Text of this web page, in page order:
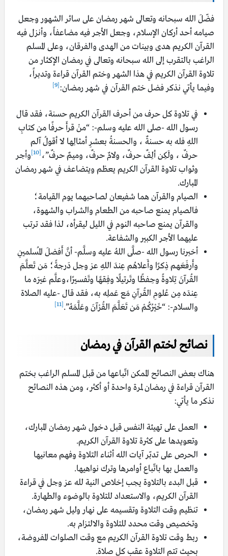
فضّلَ الله سبحانه وتعالى شهر رمضان على سائر الشهور وجعل
صيامه أحد أركان الإسلام، وجعل الأجر فيه مضاعفاً، وأنزل فيه
القرآن الكريم هدى وبينات من الهدى والفرقان، وعلى المسلم
الراغب بالتقرب إلى الله سبحانه وتعالى في رمضان الإكثار من
تلاوة القرآن الكريم في هذا الشهر وختم القرآن قراءة وتدبراً،
وفيما يأتي نذكر فضل ختم القرآن في شهر رمضان:[9]
في تلاوة كل حرف من أحرف القرآن الكريم حسنة، فقد قال
رسول الله -صلى الله عليه وسلم-: “منْ قرأَ حرفًا من كتابِ
اللهِ فله به حسنةٌ ، والحسنةُ بعشرِ أمثالِها لا أقولُ آلم
حرفٌ ، ولَكِن ألِفٌ حرفٌ، ولامٌ حرفٌ، وميمٌ حرفٌ”،[10]
وأجر
وثواب تلاوة القرآن الكريم يعظم ويتضاعف في شهر رمضان
المبارك.
الصيام والقرآن هما شفيعان لصاحبهما يوم القيامة؛
فالصيام يمنع صاحبه من الطعام والشراب والشهوة،
والقرآن يمنع صاحبه النوم في الليل ليقرأه، لذا فقد ترتب
عليهما الأجر الكبير والشفاعة.
أخبرنا رسول الله -صلَّى اللهُ عليه وسلَّم- أنَّ أَفضلَ المُسلمينِ
وأَرفَعَهم ذِكرًا وأَعلاهُم عِندَ اللهِ عز وجل دَرجةً؛ مَن تَعلَّمَ
القُرآنَ تِلاوةً وحِفظًا وتَرتيلًا وفِقهًا وتَفسيرًا،وعلَّم غيرَه ما
عِندَه مِن عُلومِ القُرآنِ مَع عَملِه به، فقد قال -عليه الصلاة
والسلام-: “خَيْرُكُمْ مَن تَعَلَّمَ القُرْآنَ وعَلَّمَهُ”.[11]
نصائح لختم القرآن في رمضان
هناك بعض النصائح الممكن اتّباعها من قبل المسلم الراغب بختم
القرآن قراءة في رمضان لمرة واحدة أو أكثر، ومن هذه النصائح
نذكر ما يأتي:
العمل على تهيئة النفس قبل دخول شهر رمضان المبارك،
وتعويدها على كثرة تلاوة القرآن الكريم.
الحرص على تدبّر آيات الله أثناء التلاوة وفهم معانيها
والعمل بها باتّباع أوامرها وترك نواهيها.
قبل البدء بالتلاوة يجب إخلاص النية لله عز وجل في قراءة
القرآن الكريم، والاستعداد للتلاوة بالوضوء والطهارة.
تنظيم وقت التلاوة وتقسيمه على نهار وليل شهر رمضان،
وتخصيص وقت محدد للتلاوة والالتزام به.
ربط وقت تلاوة القرآن الكريم مع وقت الصلوات المفروضة،
بحيث تتم التلاوة عقب كل صلاة.